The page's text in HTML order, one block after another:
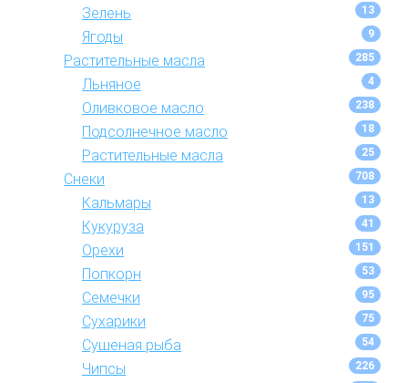
Зелень 13
Ягоды 9
Растительные масла 285
Льняное 4
Оливковое масло 238
Подсолнечное масло 18
Растительные масла 25
Снеки 708
Кальмары 13
Кукуруза 41
Орехи 151
Попкорн 53
Семечки 95
Сухарики 75
Сушеная рыба 54
Чипсы 226